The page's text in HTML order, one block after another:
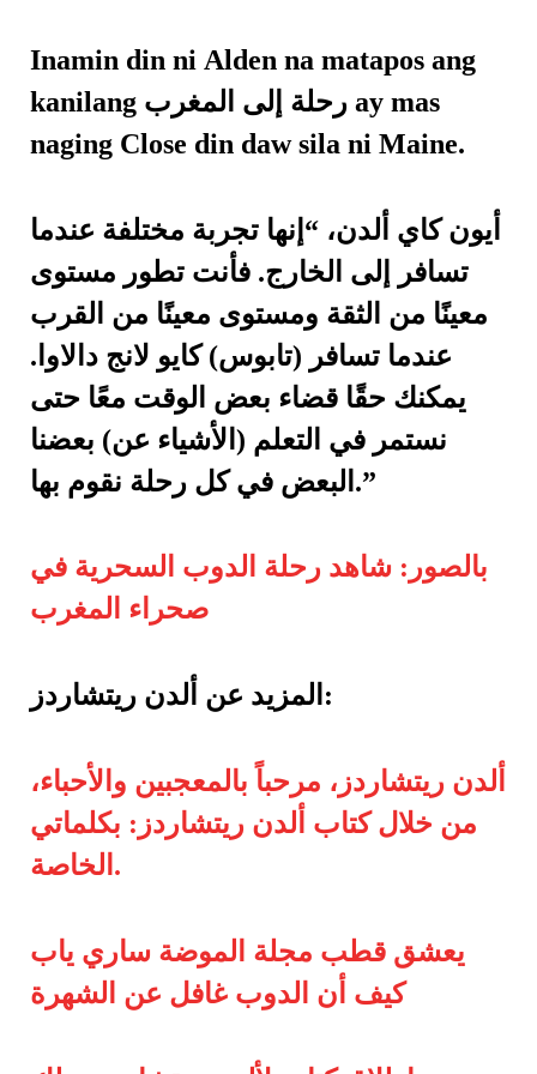
Inamin din ni Alden na matapos ang
kanilang رحلة إلى المغرب ay mas
naging Close din daw sila ni Maine.
أيون كاي ألدن، “إنها تجربة مختلفة عندما
تسافر إلى الخارج. فأنت تطور مستوى
معينًا من الثقة ومستوى معينًا من القرب
عندما تسافر (تابوس) كايو لانج دالاوا.
يمكنك حقًا قضاء بعض الوقت معًا حتى
نستمر في التعلم (الأشياء عن) بعضنا
البعض في كل رحلة نقوم بها.”
بالصور: شاهد رحلة الدوب السحرية في
صحراء المغرب
المزيد عن ألدن ريتشاردز:
ألدن ريتشاردز، مرحباً بالمعجبين والأحباء،
من خلال كتاب ألدن ريتشاردز: بكلماتي
الخاصة.
يعشق قطب مجلة الموضة ساري ياب
كيف أن الدوب غافل عن الشهرة